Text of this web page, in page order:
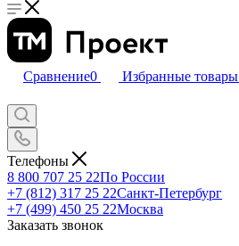
Сравнение0 Избранные товары
Телефоны
8 800 707 25 22По России
+7 (812) 317 25 22Санкт-Петербург
+7 (499) 450 25 22Москва
Заказать звонок